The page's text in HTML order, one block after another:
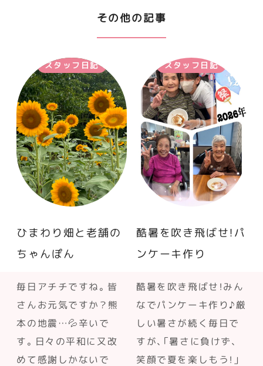
その他の記事
スタッフ日記
ひまわり畑と老舗の
ちゃんぽん
毎日アチチですね。皆
さんお元気ですか？熊
本の地震…💦辛いで
す。日々の平和に又改
めて感謝しかないで
スタッフ日記
酷暑を吹き飛ばせ！パ
ンケーキ作り
酷暑を吹き飛ばせ！みん
なでパンケーキ作り♪厳
しい暑さが続く毎日で
すが、「暑さに負けず、
笑顔で夏を楽しもう！」